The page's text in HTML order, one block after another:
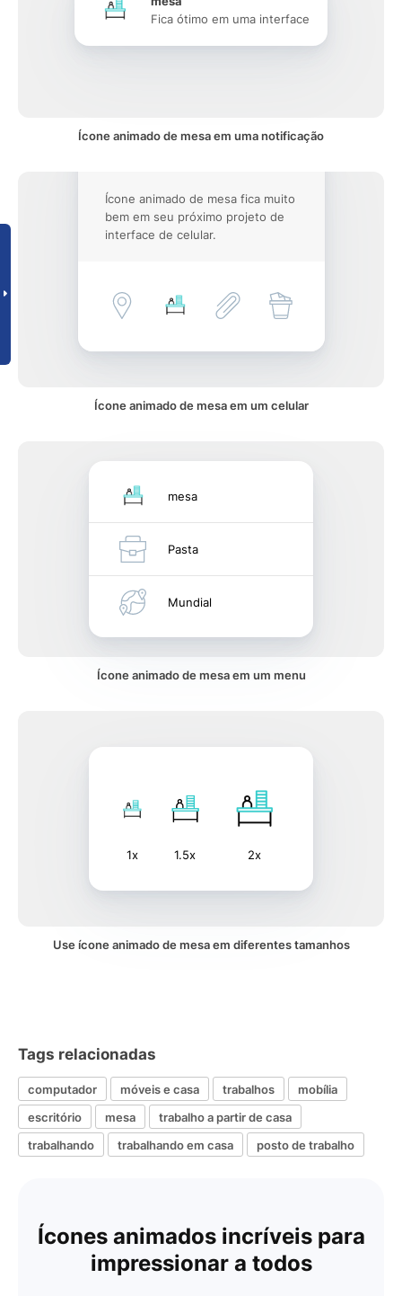
Fica ótimo em uma interface
Ícone animado de mesa em uma notificação
Ícone animado de mesa fica muito
bem em seu próximo projeto de
interface de celular.
Ícone animado de mesa em um celular
mesa
Pasta
Mundial
Ícone animado de mesa em um menu
1x 1.5x 2x
Use ícone animado de mesa em diferentes tamanhos
Tags relacionadas
computador móveis e casa trabalhos
mobília
escritório
mesa
trabalho a partir de casa
trabalhando
trabalhando em casa posto de trabalho
Ícones animados incríveis para
impressionar a todos